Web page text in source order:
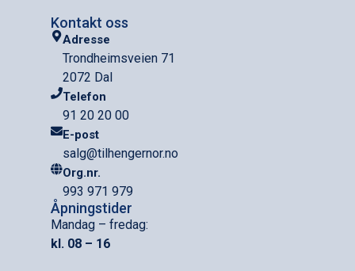
Kontakt oss
Adresse
Trondheimsveien 71
2072 Dal
Telefon
91 20 20 00
E-post
salg@tilhengernor.no
Org.nr.
993 971 979
Åpningstider
Mandag – fredag:
kl. 08 – 16